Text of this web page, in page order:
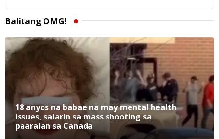
Balitang OMG!
18 anyos na babae na may mental health
issues, salarin sa mass shooting sa
paaralan sa Canada